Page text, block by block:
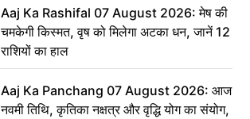
Aaj Ka Rashifal 07 August 2026: मेष की
चमकेगी किस्मत, वृष को मिलेगा अटका धन, जानें 12
राशियों का हाल
Aaj Ka Panchang 07 August 2026: आज
नवमी तिथि, कृतिका नक्षत्र और वृद्धि योग का संयोग,